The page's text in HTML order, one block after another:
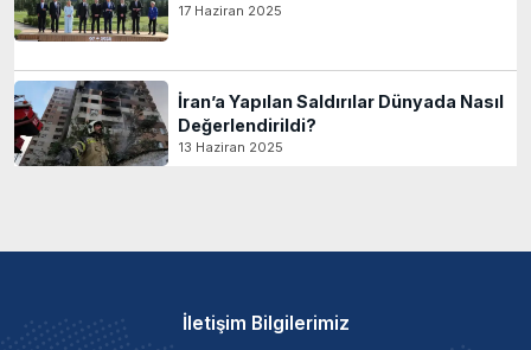
17 Haziran 2025
İran’a Yapılan Saldırılar Dünyada Nasıl
Değerlendirildi?
13 Haziran 2025
İletişim Bilgilerimiz